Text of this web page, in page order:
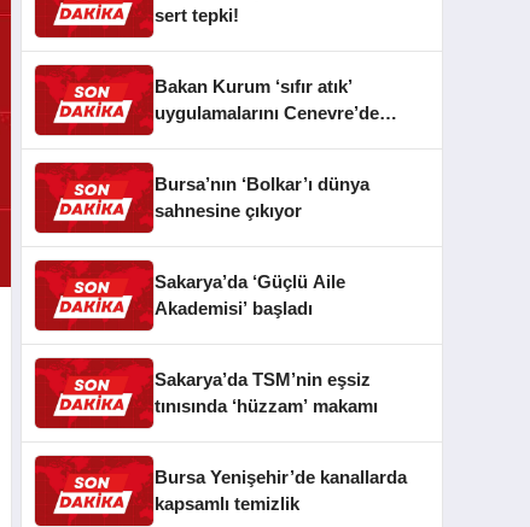
sert tepki!
Bakan Kurum ‘sıfır atık’
uygulamalarını Cenevre’de
Bursa’nın ‘Bolkar’ı dünya
sahnesine çıkıyor
Sakarya’da ‘Güçlü Aile
Akademisi’ başladı
Sakarya’da TSM’nin eşsiz
tınısında ‘hüzzam’ makamı
Bursa Yenişehir’de kanallarda
kapsamlı temizlik